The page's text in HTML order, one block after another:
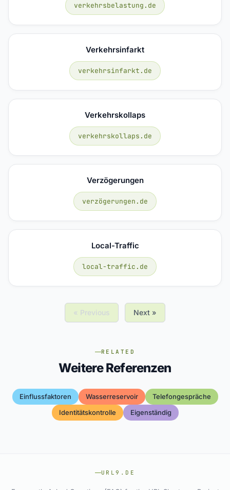
verkehrsbelastung.de
Verkehrsinfarkt
verkehrsinfarkt.de
Verkehrskollaps
verkehrskollaps.de
Verzögerungen
verzögerungen.de
Local-Traffic
local-traffic.de
« Previous Next »
RELATED
Weitere Referenzen
Einflussfaktoren Wasserreservoir
Telefongespräche
Identitätskontrolle
Eigenständig
URL9.DE